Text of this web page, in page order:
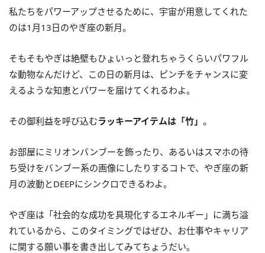
私たちをパワーアップさせるために、宇宙が用意してくれた
のは1 月13日のやぎ座の新月。
そもそもやぎは絶壁もひょいっと登れちゃうくらいパワフル
な動物なんだけど、この日の新月は、ピンチをチャンスに変
えるような知恵とパワーを届けてくれるわよ。
その御利益を呼び込むラッキーアイテムは「竹」 。
お部屋にミリオンバンブーを飾ったり、あるいはスマホの待
ち受けをバンブー系の画像にしたりするコトで、やぎ座の新
月の波動と DEEPにシンクロできるわよ。
やぎ座は「社会的な成功を具現化するエネルギー」に満ち溢
れているから、このタイミングではぜひ、お仕事やキャリア
に関する願い事を書き出してみてちょうだい。